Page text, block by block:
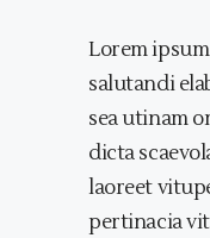
Lorem
salutandi
sea utinam
dicta
laoreet
pertinacia